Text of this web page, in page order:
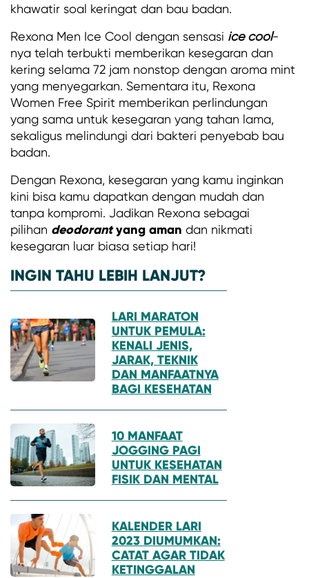
khawatir soal keringat dan bau badan.
Rexona Men Ice Cool dengan sensasi ice cool-
nya telah terbukti memberikan kesegaran dan
kering selama 72 jam nonstop dengan aroma mint
yang menyegarkan. Sementara itu, Rexona
Women Free Spirit memberikan perlindungan
yang sama untuk kesegaran yang tahan lama,
sekaligus melindungi dari bakteri penyebab bau
badan.
Dengan Rexona, kesegaran yang kamu inginkan
kini bisa kamu dapatkan dengan mudah dan
tanpa kompromi. Jadikan Rexona sebagai
pilihan deodorantyang aman dan nikmati
kesegaran luar biasa setiap hari!
INGIN TAHU LEBIH LANJUT?
LARI MARATON
UNTUK PEMULA:
KENALI JENIS,
JARAK, TEKNIK
DAN MANFAATNYA
BAGI KESEHATAN
10 MANFAAT
JOGGING PAGI
UNTUK KESEHATAN
FISIK DAN MENTAL
KALENDER LARI
2023 DIUMUMKAN:
CATAT AGAR TIDAK
KETINGGALAN